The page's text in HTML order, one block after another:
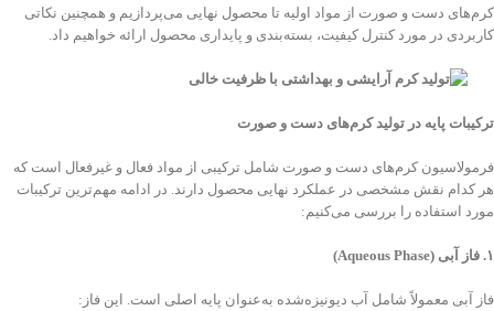
کرم‌های دست و صورت از مواد اولیه تا محصول نهایی می‌پردازیم و همچنین نکاتی
کاربردی در مورد کنترل کیفیت، بسته‌بندی و پایداری محصول ارائه خواهیم داد.
ترکیبات پایه در تولید کرم‌های دست و صورت
فرمولاسیون کرم‌های دست و صورت شامل ترکیبی از مواد فعال و غیرفعال است که
هر کدام نقش مشخصی در عملکرد نهایی محصول دارند. در ادامه مهم‌ترین ترکیبات
مورد استفاده را بررسی می‌کنیم:
۱. فاز آبی (Aqueous Phase)
فاز آبی معمولاً شامل آب دیونیزه‌شده به‌عنوان پایه اصلی است. این فاز: